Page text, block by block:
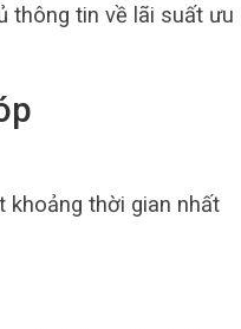
thông tin về lãi suất ưu
khoảng thời gian nhất